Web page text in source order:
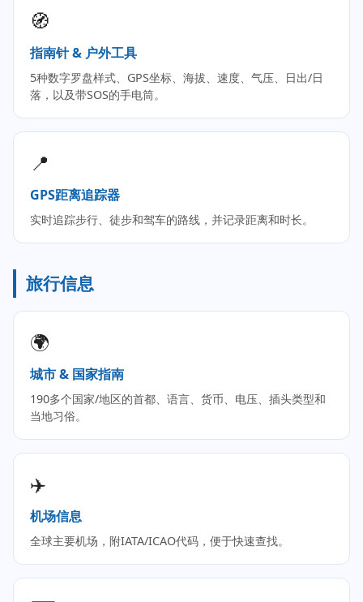
🧭
指南针 & 户外工具
5种数字罗盘样式、GPS坐标、海拔、速度、气压、日出/日
落，以及带SOS的手电筒。
📍
GPS距离追踪器
实时追踪步行、徒步和驾车的路线，并记录距离和时长。
旅行信息
🌍
城市 & 国家指南
190多个国家/地区的首都、语言、货币、电压、插头类型和
当地习俗。
✈️
机场信息
全球主要机场，附IATA/ICAO代码，便于快速查找。